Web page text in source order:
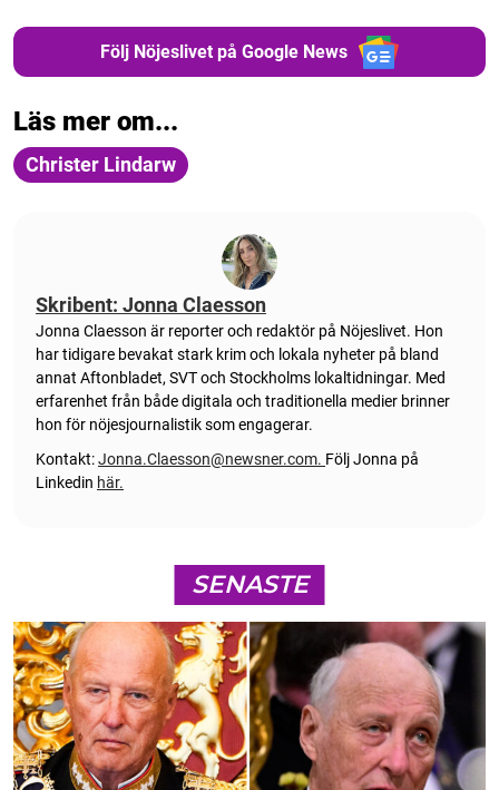
Följ Nöjeslivet på Google News
Läs mer om...
Christer Lindarw
Skribent: Jonna Claesson
Jonna Claesson är reporter och redaktör på Nöjeslivet. Hon
har tidigare bevakat stark krim och lokala nyheter på bland
annat Aftonbladet, SVT och Stockholms lokaltidningar. Med
erfarenhet från både digitala och traditionella medier brinner
hon för nöjesjournalistik som engagerar.
Kontakt:Jonna.Claesson@newsner.com. Följ Jonna på
Linkedin här.
SENASTE